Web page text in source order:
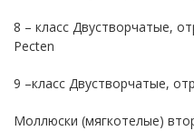
8 – класс Двустворчатые,
Pecten
9 –класс Двустворчатые,
Моллюски (мягкотелые)